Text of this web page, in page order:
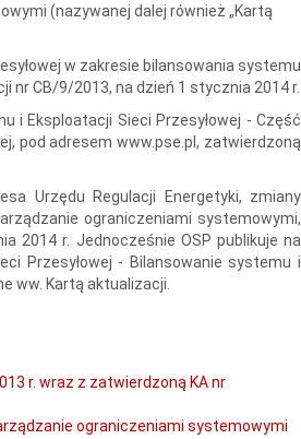
(nazywanej dalej również „Kartą
w zakresie bilansowania systemu
nr CB/9/2013, na dzień 1 stycznia 2014 r.
i Eksploatacji Sieci Przesyłowej - Część
pod adresem www.pse.pl, zatwierdzoną
Urzędu Regulacji Energetyki, zmiany
ograniczeniami systemowymi,
2014 r. Jednocześnie OSP publikuje na
Przesyłowej - Bilansowanie systemu i
ww. Kartą aktualizacji.
r. wraz z zatwierdzoną KA nr
ograniczeniami systemowymi